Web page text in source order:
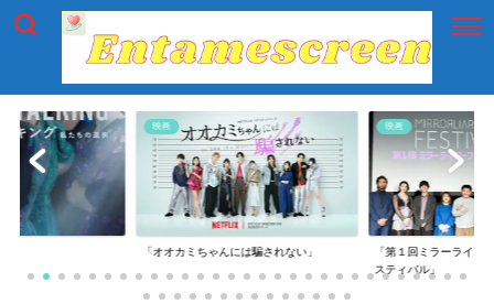
映画
「第１回ミラーライアーフィルムズ・フェ
映画
「第一回横浜国際映画